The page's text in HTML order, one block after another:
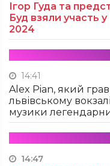
Ігор Гуда та
Буд взяли участь у
2024
14:41
Alex Pian, який
львівському
музики
14:47